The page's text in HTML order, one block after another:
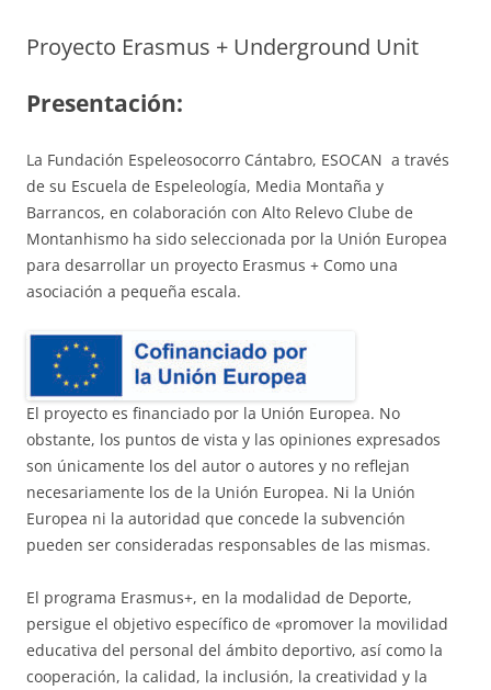
Proyecto Erasmus + Underground Unit
Presentación:
La Fundación Espeleosocorro Cántabro, ESOCAN a través
de su Escuela de Espeleología, Media Montaña y
Barrancos, en colaboración con Alto Relevo Clube de
Montanhismo ha sido seleccionada por la Unión Europea
para desarrollar un proyecto Erasmus + Como una
asociación a pequeña escala.
El proyecto es financiado por la Unión Europea. No
obstante, los puntos de vista y las opiniones expresados
son únicamente los del autor o autores y no reflejan
necesariamente los de la Unión Europea. Ni la Unión
Europea ni la autoridad que concede la subvención
pueden ser consideradas responsables de las mismas.
El programa Erasmus+, en la modalidad de Deporte,
persigue el objetivo específico de «promover la movilidad
educativa del personal del ámbito deportivo, así como la
cooperación, la calidad, la inclusión, la creatividad y la